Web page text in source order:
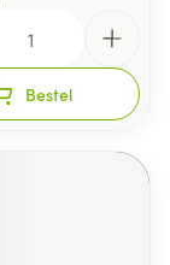
Bestel